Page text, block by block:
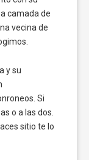
camada de
vecina de
y su
Si
o a las dos.
sitio te lo